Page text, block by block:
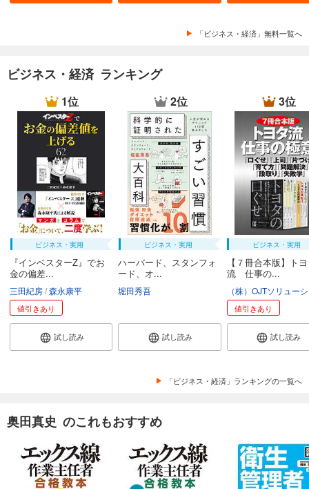
「ビジネス・経済」無料一覧へ
ビジネス・経済 ランキング
1位
ビジネス・実用
『インベスターZ』でお
金の偏差...
三田紀房 森永康平
値引きあり
試し読み
2位
ビジネス・実用
ハーバード、スタンフォ
ード、オ...
堀田秀吾
試し読み
3位
ビジネス・実用
【７冊合本版】ト
流 仕事の...
値引きあり
試し読み
「ビジネス・経済」ランキングの一覧へ
奥田真史 のこれもおすすめ